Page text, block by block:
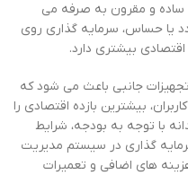
ساده و مقرون به صرفه می
یا حساس، سرمایه گذاری روی
بیشتری دارد.
جانبی باعث می شود که
بیشترین بازده اقتصادی را
با توجه به بودجه، شرایط
گذاری در سیستم مدیریت
های اضافی و تعمیرات